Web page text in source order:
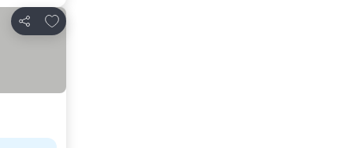
แชร์
เพิ่มในรายการโปรด